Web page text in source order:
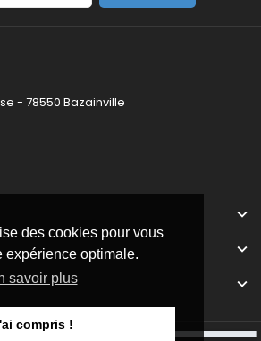
des cookies pour vous
expérience optimale.
savoir plus
compris !
- 78550 Bazainville